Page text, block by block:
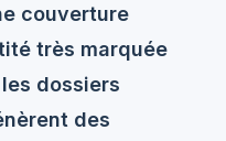
couverture
très marquée
dossiers
des